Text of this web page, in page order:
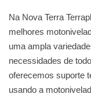
Na Nova Terra
melhores
uma ampla
necessidades de
oferecemos suporte
usando a